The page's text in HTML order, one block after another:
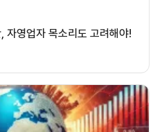
영업자 목소리도 고려해야!